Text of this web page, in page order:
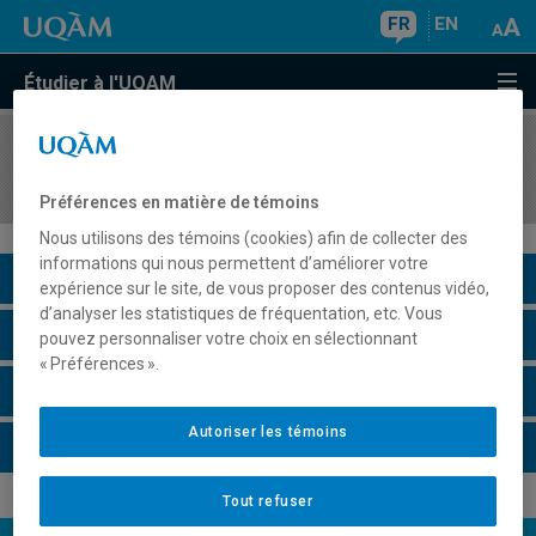
FR EN
Étudier à l'UQAM
COURS//
Description du cours
Horaire - Été 2026
Préférences en matière de témoins
Nous utilisons des témoins (cookies) afin de collecter des
informations qui nous permettent d’améliorer votre
expérience sur le site, de vous proposer des contenus vidéo,
d’analyser les statistiques de fréquentation, etc. Vous
pouvez personnaliser votre choix en sélectionnant
« Préférences ».
Tout refuser
Autoriser les témoins